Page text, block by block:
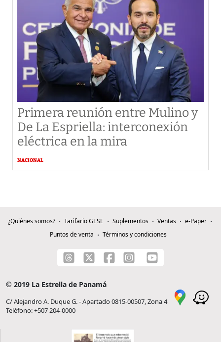
Primera reunión entre Mulino y
De La Espriella: interconexión
eléctrica en la mira
NACIONAL
¿Quiénes somos? Tarifario GESE Suplementos Ventas
e-Paper
Puntos de venta
Términos y condiciones
© 2019 La Estrella de Panamá
C/ Alejandro A. Duque G. - Apartado 0815-00507, Zona 4
Teléfono: +507 204-0000